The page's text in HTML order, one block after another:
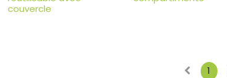
couvercle
1